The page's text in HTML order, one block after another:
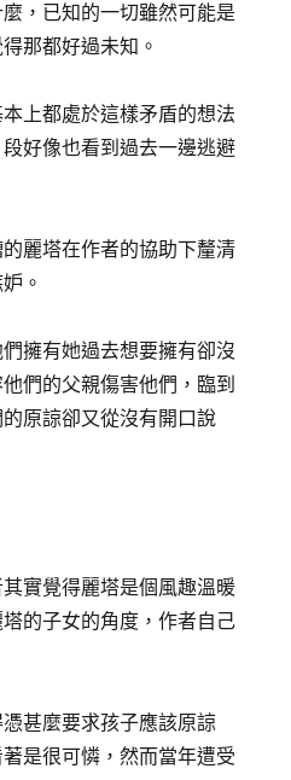
，已知的一切雖然可能是
那都好過未知。
上都處於這樣矛盾的想法
好像也看到過去一邊逃避
麗塔在作者的協助下釐清
。
擁有她過去想要擁有卻沒
們的父親傷害他們，臨到
原諒卻又從沒有開口說
實覺得麗塔是個風趣溫暖
的子女的角度，作者自己
甚麼要求孩子應該原諒
是很可憐，然而當年遭受